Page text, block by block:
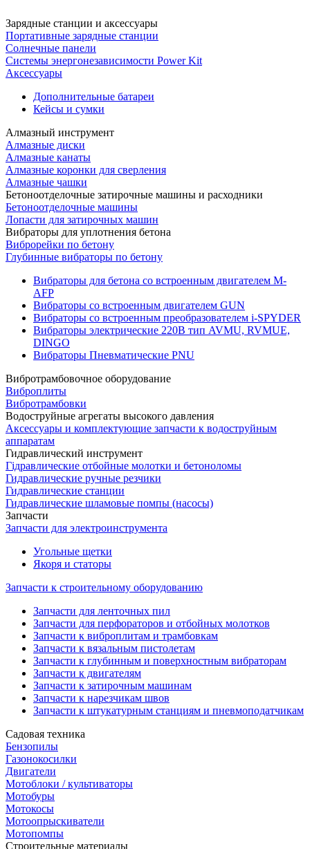
Зарядные станции и аксессуары
Портативные зарядные станции
Солнечные панели
Системы энергонезависимости Power Kit
Аксессуары
Дополнительные батареи
Кейсы и сумки
Алмазный инструмент
Алмазные диски
Алмазные канаты
Алмазные коронки для сверления
Алмазные чашки
Бетоноотделочные затирочные машины и расходники
Бетоноотделочные машины
Лопасти для затирочных машин
Вибраторы для уплотнения бетона
Виброрейки по бетону
Глубинные вибраторы по бетону
Вибраторы для бетона со встроенным двигателем M-
AFP
Вибраторы со встроенным двигателем GUN
Вибраторы со встроенным преобразователем i-SPYDER
Вибраторы электрические 220B тип AVMU, RVMUE,
DINGO
Вибраторы Пневматические PNU
Вибротрамбовочное оборудование
Виброплиты
Вибротрамбовки
Водоструйные агрегаты высокого давления
Аксессуары и комплектующие запчасти к водоструйным
аппаратам
Гидравлический инструмент
Гідравлические отбойные молотки и бетоноломы
Гидравлические ручные резчики
Гидравлические станции
Гидравлические шламовые помпы (насосы)
Запчасти
Запчасти для электроинструмента
Угольные щетки
Якоря и статоры
Запчасти к строительному оборудованию
Запчасти для ленточных пил
Запчасти для перфораторов и отбойных молотков
Запчасти к виброплитам и трамбовкам
Запчасти к вязальным пистолетам
Запчасти к глубинным и поверхностным вибраторам
Запчасти к двигателям
Запчасти к затирочным машинам
Запчасти к нарезчикам швов
Запчасти к штукатурным станциям и пневмоподатчикам
Садовая техника
Бензопилы
Газонокосилки
Двигатели
Мотоблоки / культиваторы
Мотобуры
Мотокосы
Мотоопрыскиватели
Мотопомпы
Строительные материалы